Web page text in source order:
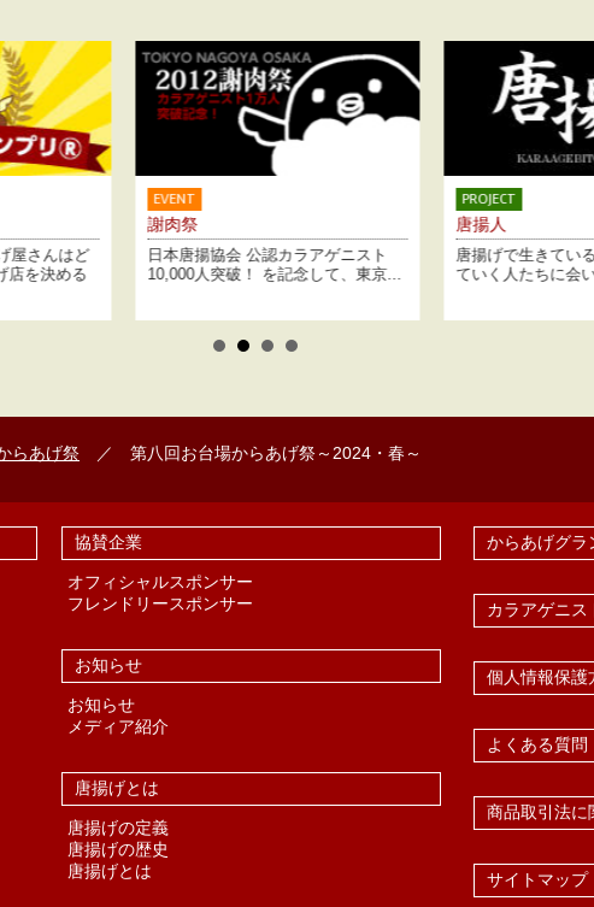
揚協会 公認カラアゲニスト
人突破！ を記念して、東京...
唐揚げで生きている、それを実現し
ていく人たちに会いに行きます！
らあげ祭 ／ 第八回お台場からあげ祭～2024・春～
協賛企業
オフィシャルスポンサー
フレンドリースポンサー
お知らせ
お知らせ
メディア紹介
唐揚げとは
唐揚げの定義
唐揚げの歴史
唐揚げとは
からあげグラ
カラアゲニス
個人情報保護
よくある質問
商品取引法に
サイトマップ